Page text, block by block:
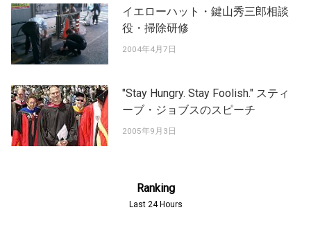
イエローハット・鍵山秀三郎相談
役・掃除研修
2004年4月7日
"Stay Hungry. Stay Foolish." スティ
ーブ・ジョブスのスピーチ
2005年9月3日
Ranking
Last 24 Hours